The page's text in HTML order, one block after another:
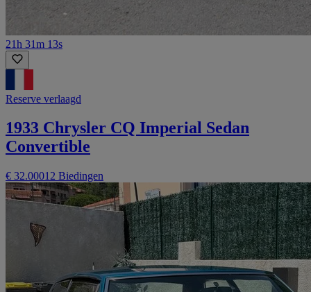
21h 31m 13s
Reserve verlaagd
1933 Chrysler CQ Imperial Sedan
Convertible
€ 32.00012 Biedingen